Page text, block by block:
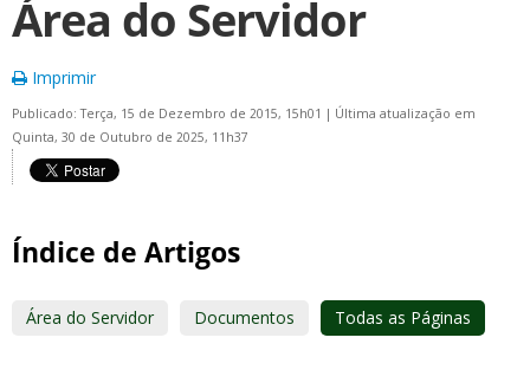
Área do Servidor
Imprimir
Publicado: Terça, 15 de Dezembro de 2015, 15h01 | Última atualização em
Quinta, 30 de Outubro de 2025, 11h37
Índice de Artigos
Área do Servidor Documentos Todas as Páginas